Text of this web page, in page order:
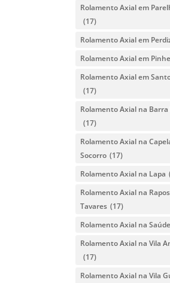
Rolamento Axial em
(17)
Rolamento Axial em
Rolamento Axial em
Rolamento Axial em
(17)
Rolamento Axial na Barra
(17)
Rolamento Axial na
Socorro (17)
Rolamento Axial na Lapa
Rolamento Axial na
Tavares (17)
Rolamento Axial na Saúde
Rolamento Axial na Vila
(17)
Rolamento Axial na Vila